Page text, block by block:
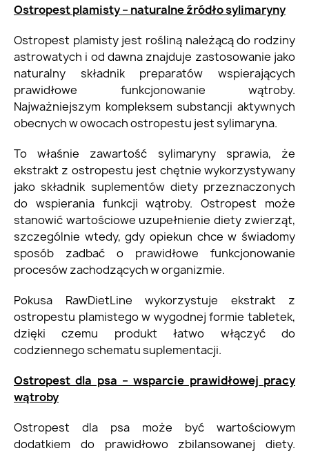
Ostropest plamisty – naturalne źródło sylimaryny
Ostropest plamisty jest rośliną należącą do rodziny
astrowatych i od dawna znajduje zastosowanie jako
naturalny składnik preparatów wspierających
prawidłowe funkcjonowanie wątroby.
Najważniejszym kompleksem substancji aktywnych
obecnych w owocach ostropestu jest sylimaryna.
To właśnie zawartość sylimaryny sprawia, że
ekstrakt z ostropestu jest chętnie wykorzystywany
jako składnik suplementów diety przeznaczonych
do wspierania funkcji wątroby. Ostropest może
stanowić wartościowe uzupełnienie diety zwierząt,
szczególnie wtedy, gdy opiekun chce w świadomy
sposób zadbać o prawidłowe funkcjonowanie
procesów zachodzących w organizmie.
Pokusa RawDietLine wykorzystuje ekstrakt z
ostropestu plamistego w wygodnej formie tabletek,
dzięki czemu produkt łatwo włączyć do
codziennego schematu suplementacji.
Ostropest dla psa – wsparcie prawidłowej pracy
wątroby
Ostropest dla psa może być wartościowym
dodatkiem do prawidłowo zbilansowanej diety.